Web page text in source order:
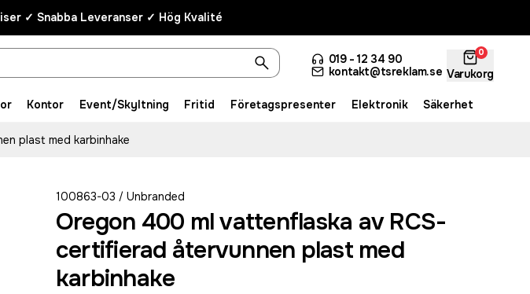
✓ Snabba Leveranser ✓ Hög Kvalité
019 - 12 34 90
kontakt@tsreklam.se
0
Varukorg
Kontor Event/Skyltning Fritid Företagspresenter Elektronik Säkerhet
plast med karbinhake
100863-03 / Unbranded
Oregon 400 ml vattenflaska av RCS-
certifierad återvunnen plast med
karbinhake